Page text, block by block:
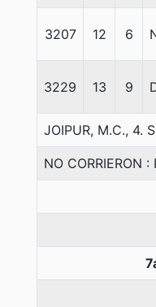
3207 12 6
3229 13 9
JOIPUR, M.C., 4.
NO CORRIERON :